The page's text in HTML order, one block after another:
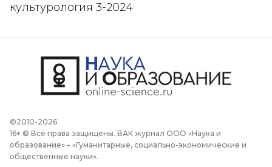
культурология 3-2024
©2010-2026
16+ © Все права защищены. ВАК журнал ООО «Наука и
образование» – «Гуманитарные, социально-экономические и
общественные науки».